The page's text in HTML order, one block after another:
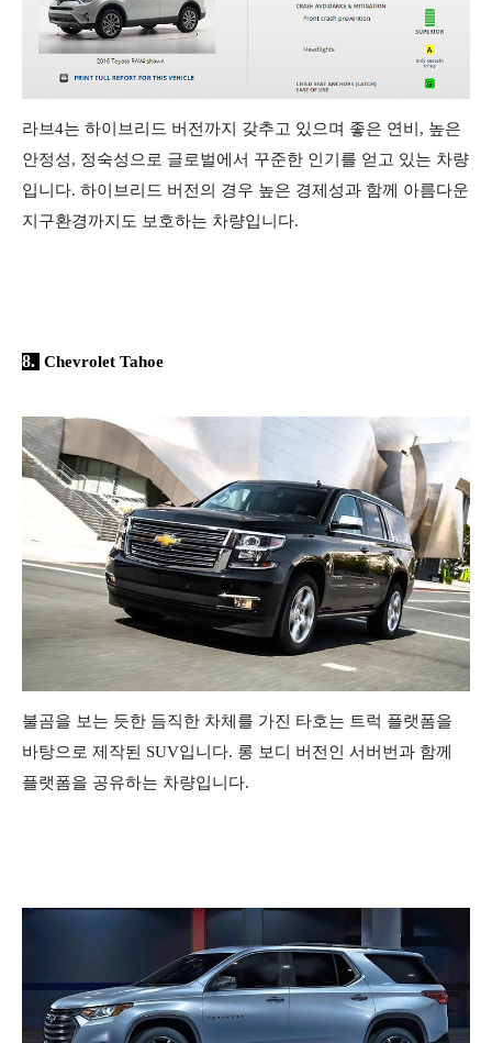
라브4는 하이브리드 버전까지 갖추고 있으며 좋은 연비, 높은
안정성, 정숙성으로 글로벌에서 꾸준한 인기를 얻고 있는 차량
입니다. 하이브리드 버전의 경우 높은 경제성과 함께 아름다운
지구환경까지도 보호하는 차량입니다.
8. Chevrolet Tahoe
불곰을 보는 듯한 듬직한 차체를 가진 타호는 트럭 플랫폼을
바탕으로 제작된 SUV입니다. 롱 보디 버전인 서버번과 함께
플랫폼을 공유하는 차량입니다.